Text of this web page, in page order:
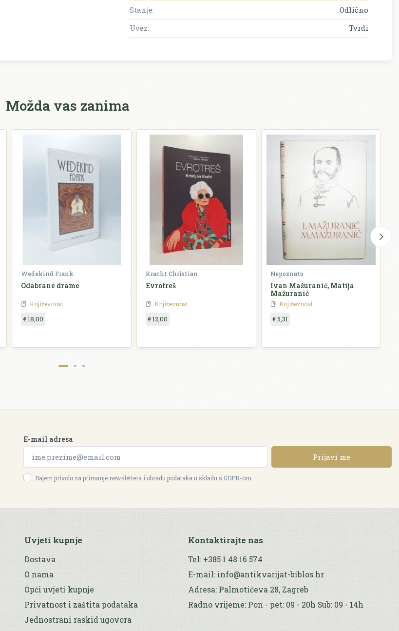
Stanje:
Odlično
Uvez:
Tvrdi
Možda vas zanima
Wedekind Frank
Odabrane drame
Književnost
€ 18,00
Kracht Christian
Evrotreš
Književnost
€ 12,00
Nepoznato
Ivan Mažuranić, Matija
Mažuranić
Književnost
€ 5,31
E-mail adresa
Prijavi me
Dajem privolu za primanje newslettera i obradu podataka u skladu s GDPR-om.
Uvjeti kupnje
Dostava
O nama
Opći uvjeti kupnje
Privatnost i zaštita podataka
Jednostrani raskid ugovora
Kontaktirajte nas
Tel: +385 1 48 16 574
E-mail: info@antikvarijat-biblos.hr
Adresa: Palmotićeva 28, Zagreb
Radno vrijeme: Pon - pet: 09 - 20h Sub: 09 - 14h